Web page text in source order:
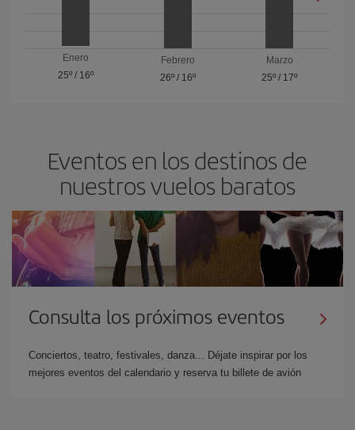
Enero
25º/ 16º
Febrero
26º/ 16º
Marzo
25º / 17º
Eventos en los destinos de
nuestros vuelos baratos
Consulta los próximos eventos
Conciertos, teatro, festivales, danza... Déjate inspirar por los
mejores eventos del calendario y reserva tu billete de avión